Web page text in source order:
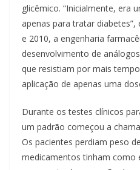
glicêmico. “Inicialmente, era
apenas para tratar diabetes”,
e 2010, a engenharia
desenvolvimento de
que resistiam por mais
aplicação de apenas uma
Durante os testes clínicos
um padrão começou a
Os pacientes perdiam peso
medicamentos tinham como